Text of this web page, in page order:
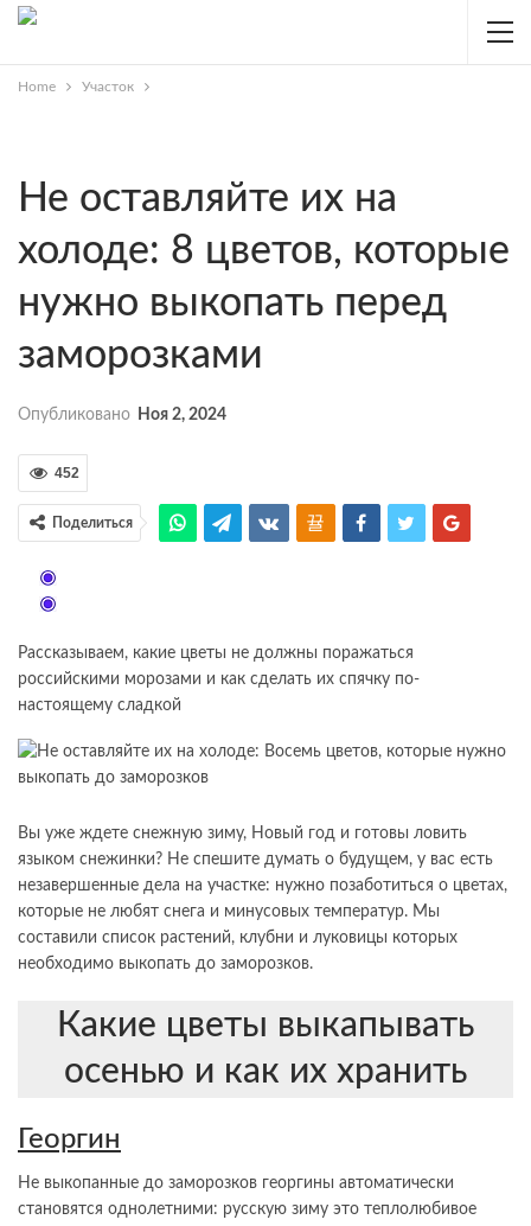
Home Участок
Не оставляйте их на
холоде: 8 цветов, которые
нужно выкопать перед
заморозками
Опубликовано Ноя 2, 2024
452
Поделиться
Рассказываем, какие цветы не должны поражаться
российскими морозами и как сделать их спячку по-
настоящему сладкой
Вы уже ждете снежную зиму, Новый год и готовы ловить
языком снежинки? Не спешите думать о будущем, у вас есть
незавершенные дела на участке: нужно позаботиться о цветах,
которые не любят снега и минусовых температур. Мы
составили список растений, клубни и луковицы которых
необходимо выкопать до заморозков.
Какие цветы выкапывать
осенью и как их хранить
Георгин
Не выкопанные до заморозков георгины автоматически
становятся однолетними: русскую зиму это теплолюбивое